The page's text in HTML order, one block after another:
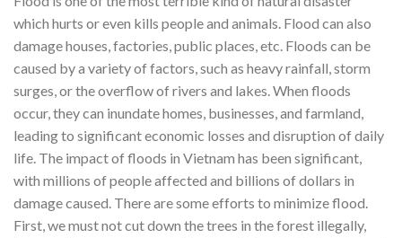
which hurts or even kills people and animals. Flood can also
damage houses, factories, public places, etc. Floods can be
caused by a variety of factors, such as heavy rainfall, storm
surges, or the overflow of rivers and lakes. When floods
occur, they can inundate homes, businesses, and farmland,
leading to significant economic losses and disruption of daily
life. The impact of floods in Vietnam has been significant,
with millions of people affected and billions of dollars in
damage caused. There are some efforts to minimize flood.
First, we must not cut down the trees in the forest illegally,